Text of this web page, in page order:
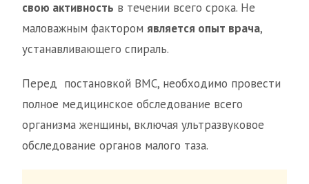
свою активность в течении всего срока. Не
маловажным фактором является опыт врача,
устанавливающего спираль.
Перед постановкой ВМС, необходимо провести
полное медицинское обследование всего
организма женщины, включая ультразвуковое
обследование органов малого таза.